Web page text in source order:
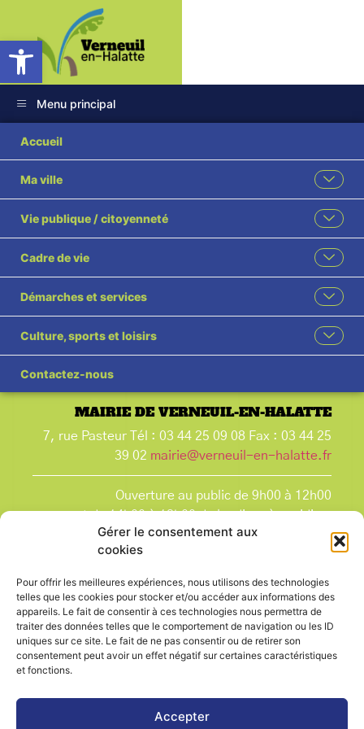
Ouvrir la barre d’outils
Gérer le consentement aux
cookies
Pour offrir les meilleures expériences, nous utilisons des technologies
telles que les cookies pour stocker et/ou accéder aux informations des
appareils. Le fait de consentir à ces technologies nous permettra de
traiter des données telles que le comportement de navigation ou les ID
uniques sur ce site. Le fait de ne pas consentir ou de retirer son
consentement peut avoir un effet négatif sur certaines caractéristiques
et fonctions.
Accepter
Menu principal
Accueil
Ma ville
Vie publique / citoyenneté
Cadre de vie
Démarches et services
Culture, sports et loisirs
Contactez-nous
DSC_0831
MAIRIE DE VERNEUIL-EN-HALATTE
7, rue Pasteur Tél : 03 44 25 09 08 Fax : 03 44 25
39 02 mairie@verneuil-en-halatte.fr
Ouverture au public de 9h00 à 12h00
et de 14h00 à 18h00 du lundi après-midi au
vendredi,
et le samedi de 9h00 à 12h00.
que les jours fériés.